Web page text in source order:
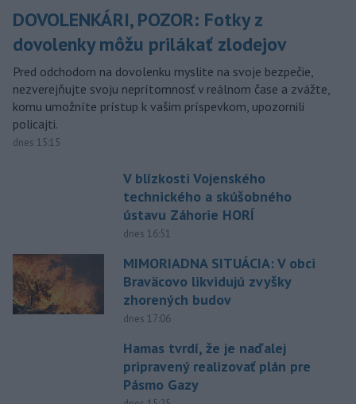
DOVOLENKÁRI, POZOR: Fotky z
dovolenky môžu prilákať zlodejov
Pred odchodom na dovolenku myslite na svoje bezpečie,
nezverejňujte svoju neprítomnosť v reálnom čase a zvážte,
komu umožníte prístup k vašim príspevkom, upozornili
policajti.
dnes 15:15
V blízkosti Vojenského
technického a skúšobného
ústavu Záhorie HORÍ
dnes 16:51
MIMORIADNA SITUÁCIA: V obci
Braväcovo likvidujú zvyšky
zhorených budov
dnes 17:06
Hamas tvrdí, že je naďalej
pripravený realizovať plán pre
Pásmo Gazy